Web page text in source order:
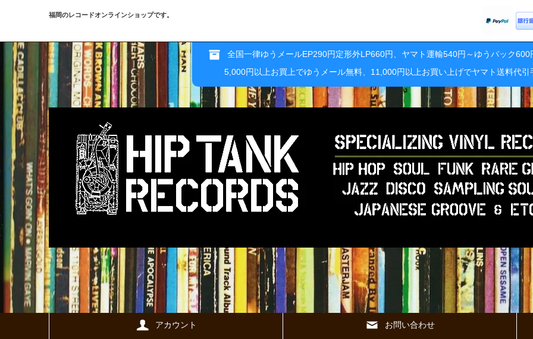
福岡のレコードオンラインショップです。
全国一律ゆうメールEP290円定形外LP660円、ヤマト運輸540円～ゆうパック600
5,000円以上お買上でゆうメール無料、11,000円以上お買い上げでヤマト送料代引
アカウント お問い合わせ